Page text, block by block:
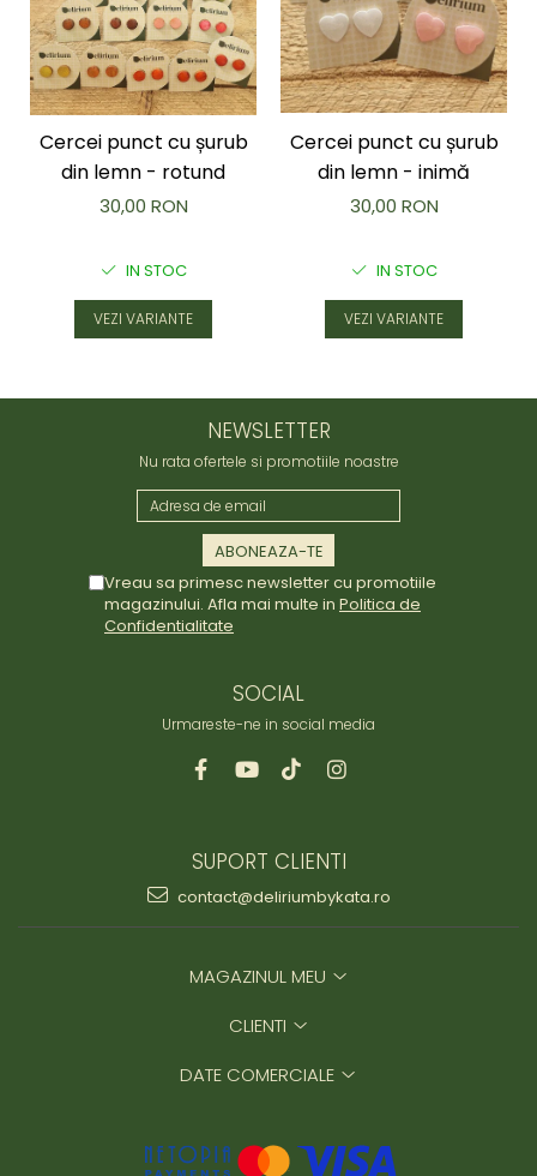
Cercei punct cu șurub
din lemn - rotund
30,00 RON
IN STOC
VEZI VARIANTE
Cercei punct cu șurub
din lemn - inimă
30,00 RON
IN STOC
VEZI VARIANTE
NEWSLETTER
Nu rata ofertele si promotiile noastre
Vreau sa primesc newsletter cu promotiile
magazinului. Afla mai multe in Politica de
Confidentialitate
SOCIAL
Urmareste-ne in social media
SUPORT CLIENTI
contact@deliriumbykata.ro
MAGAZINUL MEU
CLIENTI
DATE COMERCIALE